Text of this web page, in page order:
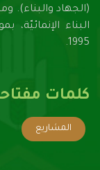
(الجهاد
1995.
كلمات
المشاريع